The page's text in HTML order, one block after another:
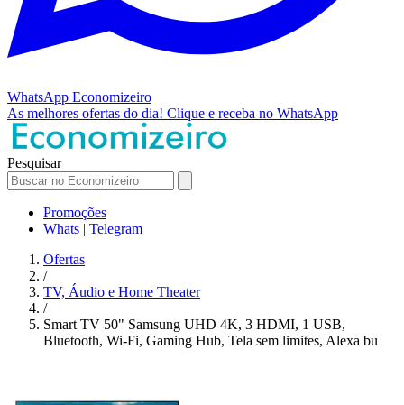
WhatsApp Economizeiro
As melhores ofertas do dia! Clique e receba no WhatsApp
Pesquisar
Promoções
Whats | Telegram
Ofertas
/
TV, Áudio e Home Theater
/
Smart TV 50" Samsung UHD 4K, 3 HDMI, 1 USB,
Bluetooth, Wi-Fi, Gaming Hub, Tela sem limites, Alexa bu